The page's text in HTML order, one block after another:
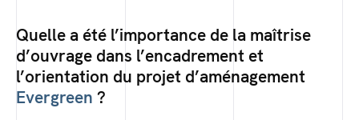
Quelle a été l’importance de la maîtrise
d’ouvrage dans l’encadrement et
l’orientation du projet d’aménagement
Evergreen ?